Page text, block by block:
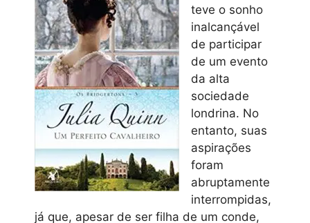
teve o sonho
inalcançável
de participar
de um evento
da alta
sociedade
londrina. No
entanto, suas
aspirações
foram
abruptamente
interrompidas,
já que, apesar de ser filha de um conde,